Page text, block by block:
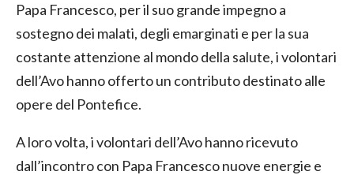
Papa Francesco, per il suo grande impegno a
sostegno dei malati, degli emarginati e per la sua
costante attenzione al mondo della salute, i volontari
dell’Avo hanno offerto un contributo destinato alle
opere del Pontefice.
A loro volta, i volontari dell’Avo hanno ricevuto
dall’incontro con Papa Francesco nuove energie e